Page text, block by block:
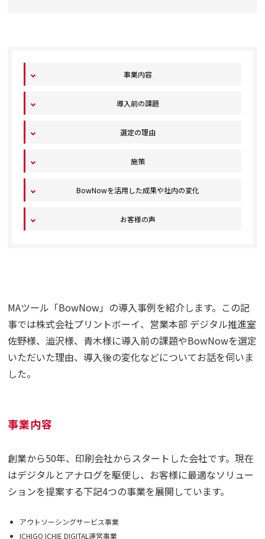
事業内容
導入前の課題
選定の理由
施策
BowNowを活用した成果や社内の変化
お客様の声
MAツール「BowNow」の導入事例を紹介します。この記
事では株式会社プリントボーイ、営業本部 デジタル推進室
佐野様、澁沢様、青木様に導入前の課題やBowNowを選定
いただいた理由、導入後の変化などについてお話を伺いま
した。
事業内容
創業から50年、印刷会社からスタートした会社です。現在
はデジタルとアナログを駆使し、お客様に最適なソリュー
ションを提案する下記4つの事業を展開しています。
アウトソーシングサービス事業
ICHIGO ICHIE DIGITAL運営事業